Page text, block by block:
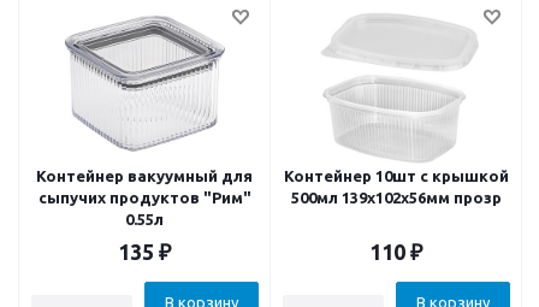
Контейнер вакуумный для
сыпучих продуктов "Рим"
0.55л
135 ₽
В корзину
Контейнер 10шт с крышкой
500мл 139х102х56мм прозр
110 ₽
В корзину